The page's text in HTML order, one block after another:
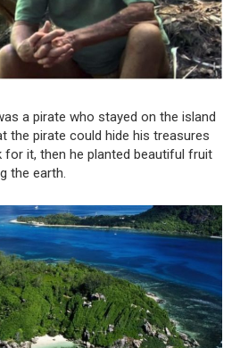
a pirate who stayed on the island
the pirate could hide his treasures
for it, then he planted beautiful fruit
the earth.